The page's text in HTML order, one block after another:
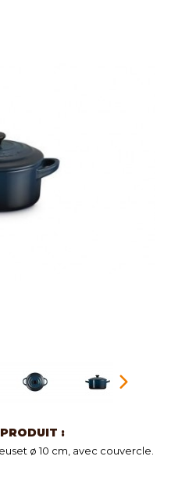
:
ø 10 cm, avec couvercle.